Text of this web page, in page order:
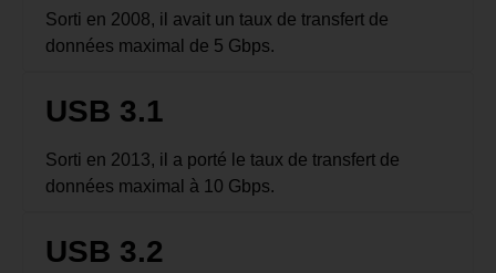
Sorti en 2008, il avait un taux de transfert de
données maximal de 5 Gbps.
USB 3.1
Sorti en 2013, il a porté le taux de transfert de
données maximal à 10 Gbps.
USB 3.2